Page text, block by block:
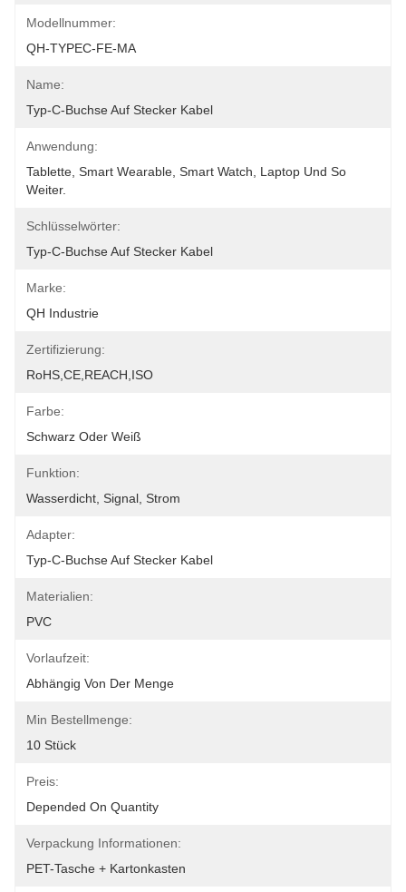
Modellnummer:
QH-TYPEC-FE-MA
Name:
Typ-C-Buchse Auf Stecker Kabel
Anwendung:
Tablette, Smart Wearable, Smart Watch, Laptop Und So
Weiter.
Schlüsselwörter:
Typ-C-Buchse Auf Stecker Kabel
Marke:
QH Industrie
Zertifizierung:
RoHS,CE,REACH,ISO
Farbe:
Schwarz Oder Weiß
Funktion:
Wasserdicht, Signal, Strom
Adapter:
Typ-C-Buchse Auf Stecker Kabel
Materialien:
PVC
Vorlaufzeit:
Abhängig Von Der Menge
Min Bestellmenge:
10 Stück
Preis:
Depended On Quantity
Verpackung Informationen:
PET-Tasche + Kartonkasten